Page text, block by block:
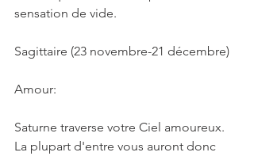
sensation de vide.
Sagittaire (23 novembre-21 décembre)
Amour:
Saturne traverse votre Ciel amoureux.
La plupart d'entre vous auront donc